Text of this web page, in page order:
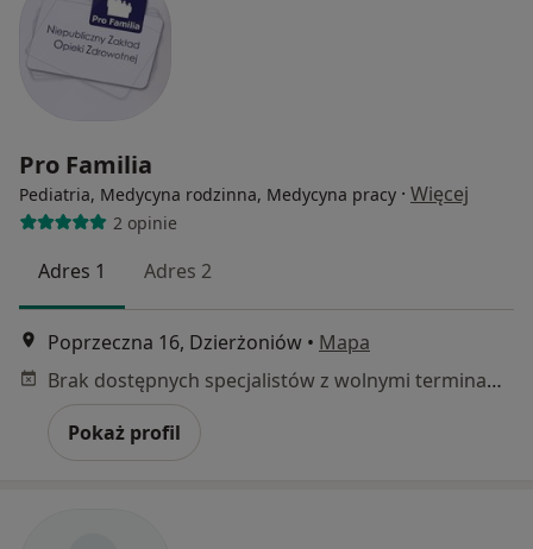
Pro Familia
Pediatria, Medycyna rodzinna, Medycyna pracy · Więcej
2 opinie
Adres 1 Adres 2
Poprzeczna 16, Dzierżoniów • Mapa
Brak dostępnych specjalistów z wolnymi terminami w tym centrum medycznym.
Pokaż profil